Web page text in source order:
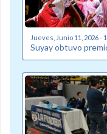
Jueves, Junio 11, 2026 -
Suyay obtuvo